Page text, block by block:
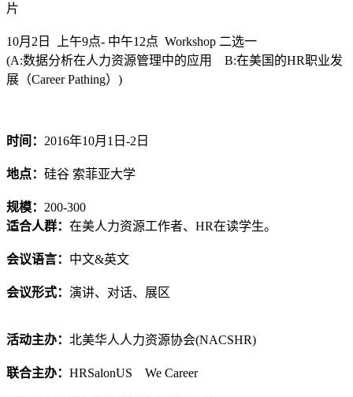
片
10月2日 上午9点- 中午12点 Workshop 二选一
(A:数据分析在人力资源管理中的应用 B:在美国的HR职业发
展（Career Pathing）)
时间： 2016年10月1日-2日
地点： 硅谷 索菲亚大学
规模： 200-300
适合人群： 在美人力资源工作者、HR在读学生。
会议语言： 中文&英文
会议形式： 演讲、对话、展区
活动主办： 北美华人人力资源协会(NACSHR)
联合主办： HRSalonUS We Career